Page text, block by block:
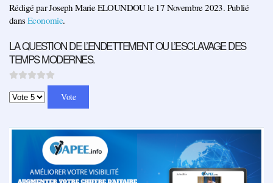
Rédigé par Joseph Marie ELOUNDOU le 17 Novembre 2023. Publié
dansEconomie.
LA QUESTION DE L’ENDETTEMENT OU L’ESCLAVAGE DES
TEMPS MODERNES.
Veuillez voter